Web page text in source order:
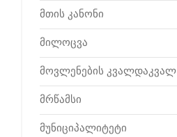
მთის კანონი
მილოცვა
მოვლენების კვალდაკვალ
მრწამსი
მუნიციპალიტეტი